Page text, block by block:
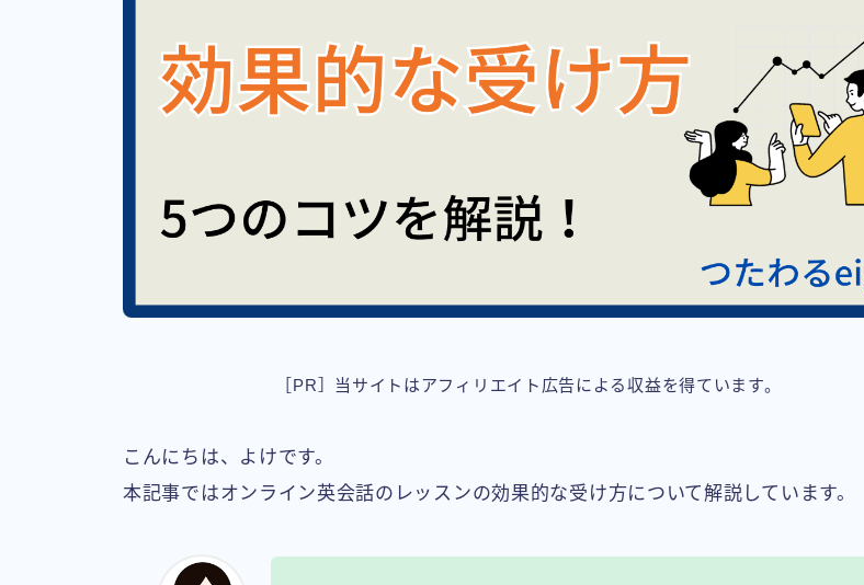
［PR］当サイトはアフィリエイト広告による収益を得ています。
こんにちは、よけです。
本記事ではオンライン英会話のレッスンの効果的な受け方について解説しています。